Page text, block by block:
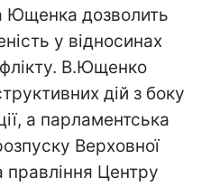
Ющенка дозволить
у відносинах
В.Ющенко
дій з боку
а парламентська
Верховної
Центру